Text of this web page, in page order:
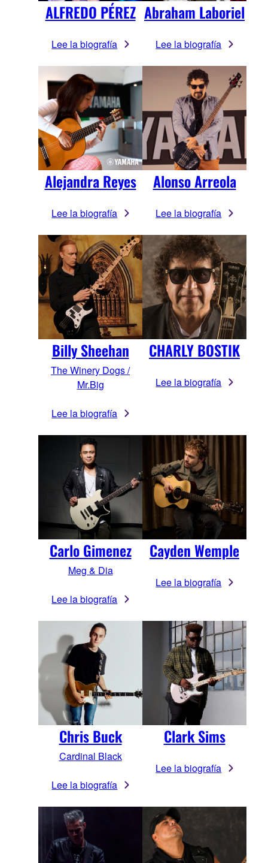
ALFREDO PÉREZ
Lee la biografía
Abraham Laboriel
Lee la biografía
Alejandra Reyes
Lee la biografía
Alonso Arreola
Lee la biografía
Billy Sheehan
The Winery Dogs /
Mr.Big
Lee la biografía
CHARLY BOSTIK
Lee la biografía
Carlo Gimenez
Meg & Dia
Lee la biografía
Cayden Wemple
Lee la biografía
Chris Buck
Cardinal Black
Lee la biografía
Clark Sims
Lee la biografía